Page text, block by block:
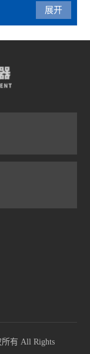
展开
有 All Rights